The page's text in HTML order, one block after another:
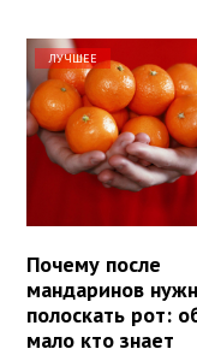
ЛУЧШЕЕ
Почему после
мандаринов
полоскать рот:
мало кто знает